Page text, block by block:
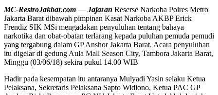
MC-RestroJakbar.com — Jajaran Reserse Narkoba Polres Metro
Jakarta Barat dibawah pimpinan Kasat Narkoba AKBP Erick
Frendiz SIK MSi mengadakan penyuluhan tentang bahaya
narkotika dan obat-obatan terlarang kepada puluhan pemuda pemudi
yang tergabung dalam GP Anshor Jakarta Barat. Acara penyuluhan
itu digelar di gedung Aula Mall Season City, Tambora Jakarta Barat,
Minggu (03/06/18) sekira pukul 14.00 WIB
Hadir pada kesempatan itu antaranya Mulyadi Yasin selaku Ketua
Pelaksana, Sekretaris Pelaksana Sapto Widiono, Ketua PAC GP